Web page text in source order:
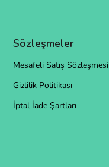
Sözleşmeler
Mesafeli Satış Sözleşmesi
Gizlilik Politikası
İptal İade Şartları